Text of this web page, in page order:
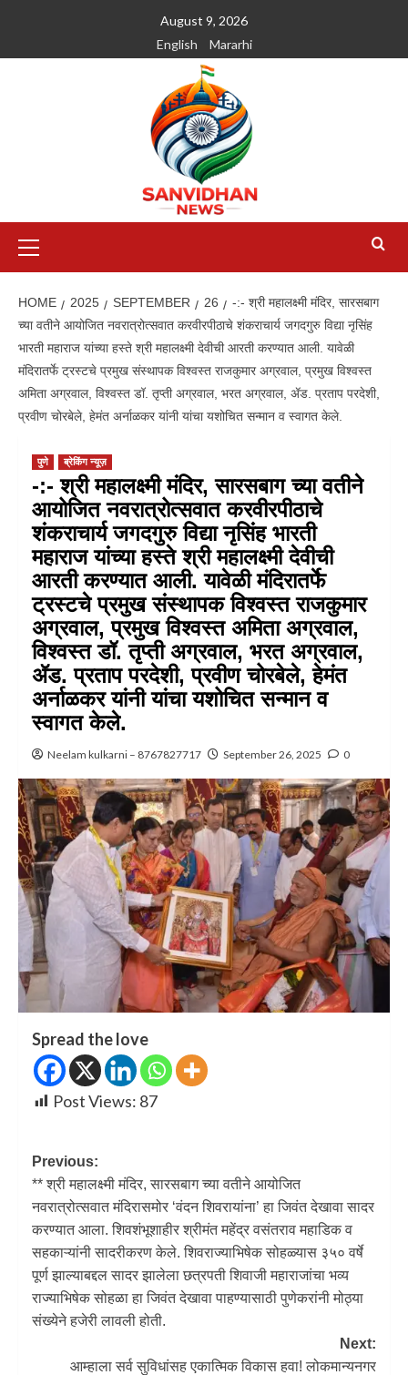
August 9, 2026
English
Mararhi
HOME 2025 SEPTEMBER 26
-:- श्री महालक्ष्मी मंदिर, सारसबाग
च्या वतीने आयोजित नवरात्रोत्सवात करवीरपीठाचे शंकराचार्य जगदगुरु विद्या नृसिंह
भारती महाराज यांच्या हस्ते श्री महालक्ष्मी देवीची आरती करण्यात आली. यावेळी
मंदिरातर्फे ट्रस्टचे प्रमुख संस्थापक विश्वस्त राजकुमार अग्रवाल, प्रमुख विश्वस्त
अमिता अग्रवाल, विश्वस्त डॉ. तृप्ती अग्रवाल, भरत अग्रवाल, ॲड. प्रताप परदेशी,
प्रवीण चोरबेले, हेमंत अर्नाळकर यांनी यांचा यशोचित सन्मान व स्वागत केले.
पुणे ब्रेकिंग न्यूज़
-:- श्री महालक्ष्मी मंदिर, सारसबाग च्या वतीने
आयोजित नवरात्रोत्सवात करवीरपीठाचे
शंकराचार्य जगदगुरु विद्या नृसिंह भारती
महाराज यांच्या हस्ते श्री महालक्ष्मी देवीची
आरती करण्यात आली. यावेळी मंदिरातर्फे
ट्रस्टचे प्रमुख संस्थापक विश्वस्त राजकुमार
अग्रवाल, प्रमुख विश्वस्त अमिता अग्रवाल,
विश्वस्त डॉ. तृप्ती अग्रवाल, भरत अग्रवाल,
ॲड. प्रताप परदेशी, प्रवीण चोरबेले, हेमंत
अर्नाळकर यांनी यांचा यशोचित सन्मान व
स्वागत केले.
Neelam kulkarni – 8767827717 September 26, 2025 0
Spread the love
Post Views: 87
Previous:
** श्री महालक्ष्मी मंदिर, सारसबाग च्या वतीने आयोजित
नवरात्रोत्सवात मंदिरासमोर ‘वंदन शिवरायांना’ हा जिवंत देखावा सादर
करण्यात आला. शिवशंभूशाहीर श्रीमंत महेंद्र वसंतराव महाडिक व
सहकाऱ्यांनी सादरीकरण केले. शिवराज्याभिषेक सोहळ्यास ३५० वर्षे
पूर्ण झाल्याबद्दल सादर झालेला छत्रपती शिवाजी महाराजांचा भव्य
राज्याभिषेक सोहळा हा जिवंत देखावा पाहण्यासाठी पुणेकरांनी मोठ्या
संख्येने हजेरी लावली होती.
Next:
आम्हाला सर्व सुविधांसह एकात्मिक विकास हवा! लोकमान्यनगर